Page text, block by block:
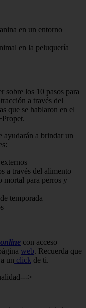
en un entorno
en la peluquería
sobre los 10 pasos para
a través del
que se hablaron en el
ayudarán a brindar un
a través del alimento
mortal para perros y
temporada
online con acceso
web. Recuerda que
un click de ti.
>